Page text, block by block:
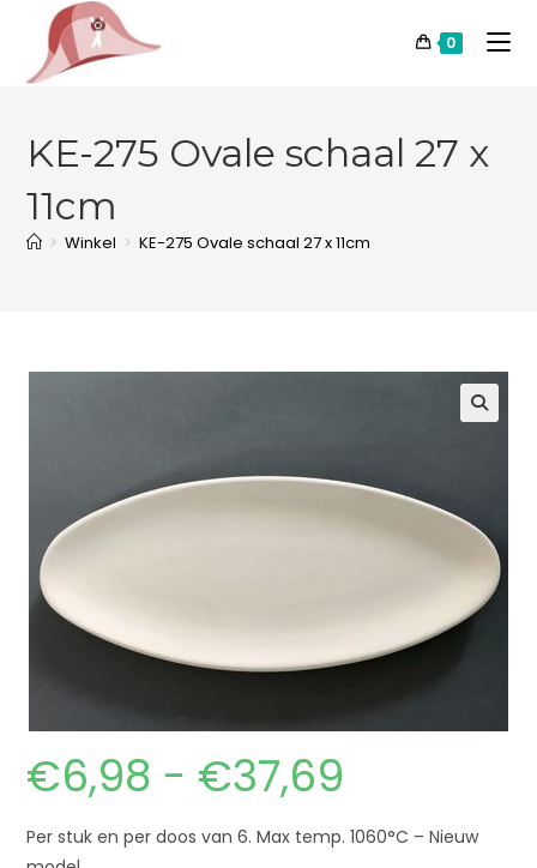
0
KE-275 Ovale schaal 27 x
11cm
> Winkel > KE-275 Ovale schaal 27 x 11cm
€6,98 - €37,69
Per stuk en per doos van 6. Max temp. 1060°C – Nieuw